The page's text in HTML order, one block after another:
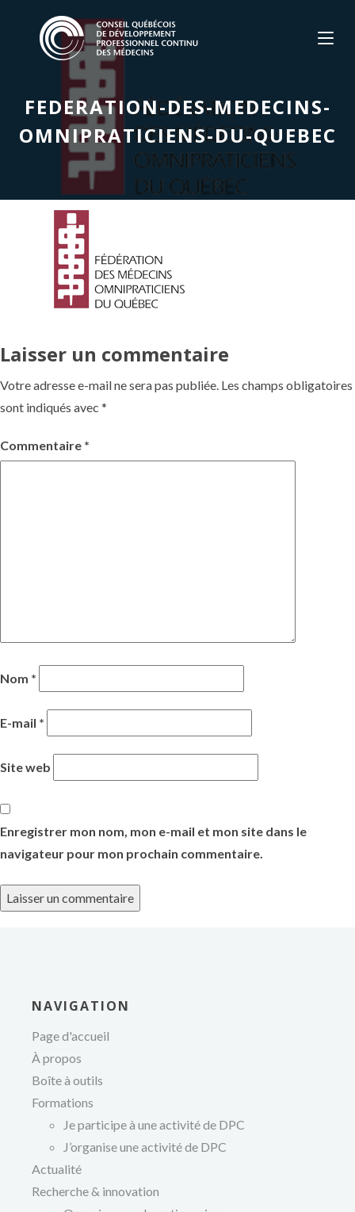
de
FEDERATION-DES-MEDECINS-
OMNIPRATICIENS-DU-QUEBEC
Laisser un commentaire
Votre adresse e-mail ne sera pas publiée. Les champs obligatoires
sont indiqués avec *
Commentaire *
Nom *
E-mail *
Site web
Enregistrer mon nom, mon e-mail et mon site dans le
navigateur pour mon prochain commentaire.
NAVIGATION
Page d'accueil
À propos
Boîte à outils
Formations
Je participe à une activité de DPC
J’organise une activité de DPC
Actualité
Recherche & innovation